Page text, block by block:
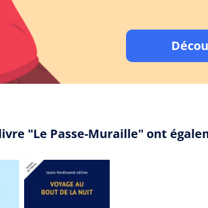
"Le Passe-Muraille" ont